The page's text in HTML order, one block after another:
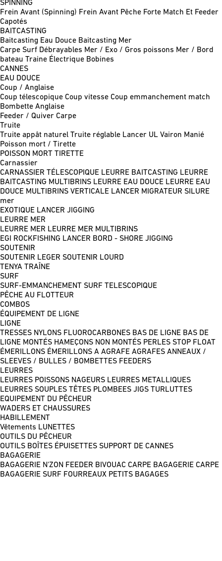
SPINNING
Frein Avant (Spinning) Frein Avant Pêche Forte Match Et Feeder
Capotés
BAITCASTING
Baitcasting Eau Douce Baitcasting Mer
Carpe Surf Débrayables Mer / Exo / Gros poissons Mer / Bord
bateau Traine Électrique Bobines
CANNES
EAU DOUCE
Coup / Anglaise
Coup télescopique Coup vitesse Coup emmanchement match
Bombette Anglaise
Feeder / Quiver Carpe
Truite
Truite appât naturel Truite réglable Lancer UL Vairon Manié
Poisson mort / Tirette
POISSON MORT TIRETTE
Carnassier
CARNASSIER TÉLESCOPIQUE LEURRE BAITCASTING LEURRE
BAITCASTING MULTIBRINS LEURRE EAU DOUCE LEURRE EAU
DOUCE MULTIBRINS VERTICALE LANCER MIGRATEUR SILURE
mer
EXOTIQUE LANCER JIGGING
LEURRE MER
LEURRE MER LEURRE MER MULTIBRINS
EGI
ROCKFISHING LANCER BORD - SHORE JIGGING
SOUTENIR
SOUTENIR LEGER SOUTENIR LOURD
TENYA TRAÎNE
SURF
SURF-EMMANCHEMENT SURF TELESCOPIQUE
PÊCHE AU FLOTTEUR
COMBOS
ÉQUIPEMENT DE LIGNE
LIGNE
TRESSES NYLONS FLUOROCARBONES BAS DE LIGNE BAS DE
LIGNE MONTÉS HAMEÇONS NON MONTÉS PERLES STOP FLOAT
ÉMERILLONS ÉMERILLONS A AGRAFE AGRAFES ANNEAUX /
SLEEVES / BULLES / BOMBETTES FEEDERS
LEURRES
LEURRES POISSONS NAGEURS LEURRES METALLIQUES
LEURRES SOUPLES TÊTES PLOMBEES JIGS TURLUTTES
EQUIPEMENT DU PÊCHEUR
WADERS ET CHAUSSURES
HABILLEMENT
Vêtements LUNETTES
OUTILS DU PÊCHEUR
OUTILS BOÎTES ÉPUISETTES SUPPORT DE CANNES
BAGAGERIE
BAGAGERIE N'ZON FEEDER BIVOUAC CARPE BAGAGERIE CARPE
BAGAGERIE SURF FOURREAUX PETITS BAGAGES